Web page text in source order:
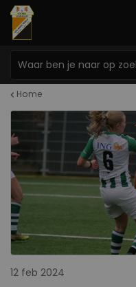
Home
12 feb 2024